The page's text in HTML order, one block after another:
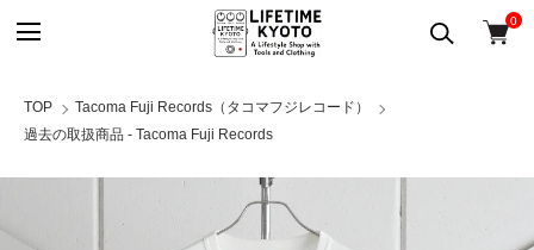
0
TOP
Tacoma Fuji Records（タコマフジレコード）
過去の取扱商品 - Tacoma Fuji Records